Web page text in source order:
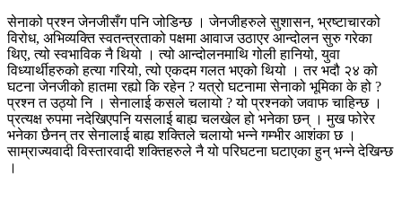
सेनाको प्रश्न जेनजीसँग पनि जोडिन्छ । जेनजीहरुले सुशासन, भ्रष्टाचारको
विरोध, अभिव्यक्ति स्वतन्त्रताको पक्षमा आवाज उठाएर आन्दोलन सुरु गरेका
थिए, त्यो स्वभाविक नै थियो । त्यो आन्दोलनमाथि गोली हानियो, युवा
विध्यार्थीहरुको हत्या गरियो, त्यो एकदम गलत भएको थियो । तर भदौ २४ को
घटना जेनजीको हातमा रह्यो कि रहेन ? यत्रो घटनामा सेनाको भूमिका के हो ?
प्रश्न त उठ्यो नि । सेनालाई कसले चलायो ? यो प्रश्नको जवाफ चाहिन्छ ।
प्रत्यक्ष रुपमा नदेखिएपनि यसलाई बाह्य चलखेल हो भनेका छन् । मुख फोरेर
भनेका छैनन् तर सेनालाई बाह्य शक्तिले चलायो भन्ने गम्भीर आशंका छ ।
साम्राज्यवादी विस्तारवादी शक्तिहरुले नै यो परिघटना घटाएका हुन् भन्ने देखिन्छ
।